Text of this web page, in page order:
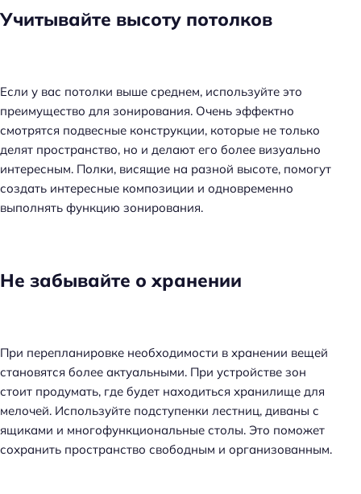
Учитывайте высоту потолков
Если у вас потолки выше среднем, используйте это
преимущество для зонирования. Очень эффектно
смотрятся подвесные конструкции, которые не только
делят пространство, но и делают его более визуально
интересным. Полки, висящие на разной высоте, помогут
создать интересные композиции и одновременно
выполнять функцию зонирования.
Не забывайте о хранении
При перепланировке необходимости в хранении вещей
становятся более актуальными. При устройстве зон
стоит продумать, где будет находиться хранилище для
мелочей. Используйте подступенки лестниц, диваны с
ящиками и многофункциональные столы. Это поможет
сохранить пространство свободным и организованным.